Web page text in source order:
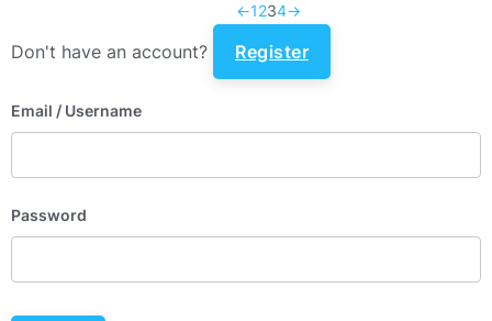
←1234→
Don't have an account? Register
Email / Username
Password